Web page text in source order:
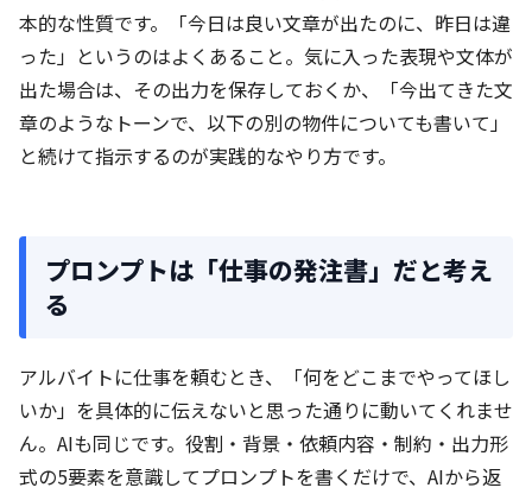
本的な性質です。「今日は良い文章が出たのに、昨日は違
った」というのはよくあること。気に入った表現や文体が
出た場合は、その出力を保存しておくか、「今出てきた文
章のようなトーンで、以下の別の物件についても書いて」
と続けて指示するのが実践的なやり方です。
プロンプトは「仕事の発注書」だと考え
る
アルバイトに仕事を頼むとき、「何をどこまでやってほし
いか」を具体的に伝えないと思った通りに動いてくれませ
ん。AIも同じです。役割・背景・依頼内容・制約・出力形
式の5要素を意識してプロンプトを書くだけで、AIから返